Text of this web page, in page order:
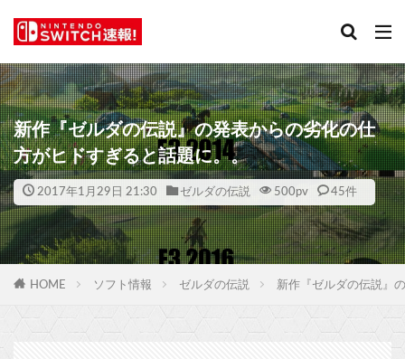
新作『ゼルダの伝説』の発表からの劣化の仕
方がヒドすぎると話題に。。
2017年1月29日 21:30 ゼルダの伝説 500pv 45件
HOME ソフト情報 ゼルダの伝説 新作『ゼルダの伝説』